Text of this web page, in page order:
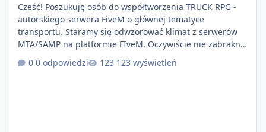
Cześć! Poszukuję osób do współtworzenia TRUCK RPG -
autorskiego serwera FiveM o głównej tematyce
transportu. Staramy się odwzorować klimat z serwerów
MTA/SAMP na platformie FIveM. Oczywiście nie zabraknie
kontentu dla graczy którzy chcą robić coś innego niż
jeździć ciężarówką. Projekt tworzony jest od podstaw z
0 odpowiedzi 123 wyświetleń